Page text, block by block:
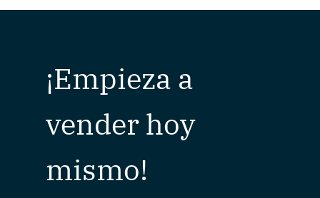
¡Empieza a
vender hoy
mismo!